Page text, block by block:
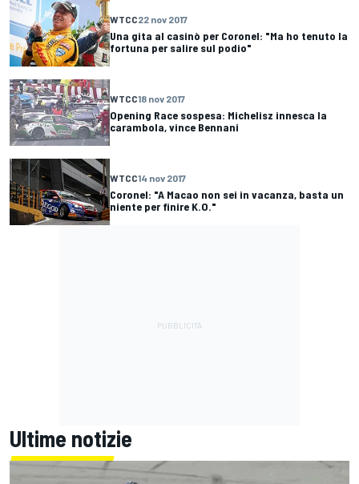
WTCC22 nov 2017
Una gita al casinò per Coronel: "Ma ho tenuto la
fortuna per salire sul podio"
WTCC18 nov 2017
Opening Race sospesa: Michelisz innesca la
carambola, vince Bennani
WTCC14 nov 2017
Coronel: "A Macao non sei in vacanza, basta un
niente per finire K.O."
Ultime notizie